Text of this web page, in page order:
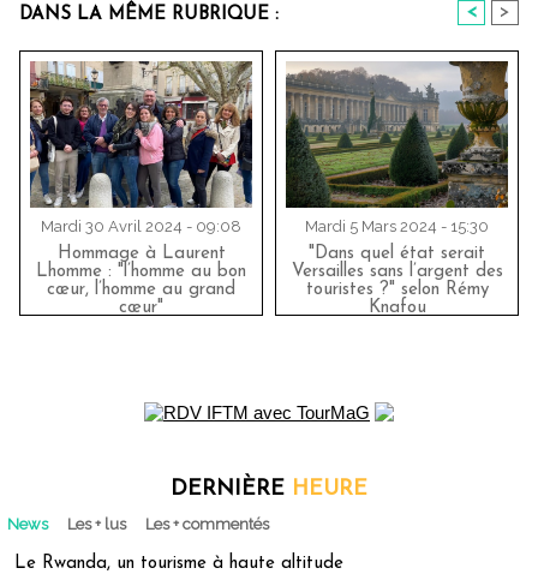
DANS LA MÊME RUBRIQUE : < >
Mardi 30 Avril 2024 - 09:08
Hommage à Laurent
Lhomme : "l’homme au bon
cœur, l’homme au grand
cœur"
Mardi 5 Mars 2024 - 15:30
"Dans quel état serait
Versailles sans l’argent des
touristes ?" selon Rémy
Knafou
DERNIÈRE HEURE
News Les + lus Les + commentés
Le Rwanda, un tourisme à haute altitude